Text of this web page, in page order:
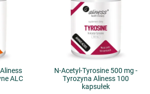
ALC
N-Acetyl-Tyrosine 500 mg -
Tyrozyna Aliness 100
kapsułek